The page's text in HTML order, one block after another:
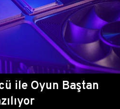
ile Oyun Baştan